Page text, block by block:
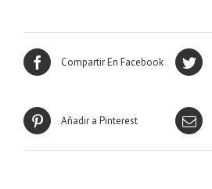
Compartir En Facebook
Añadir a Pinterest